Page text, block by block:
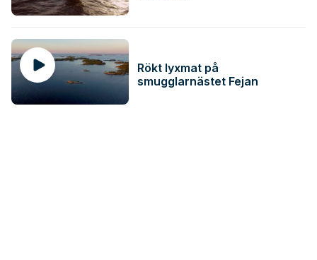
Rökt lyxmat på
smugglarnästet Fejan